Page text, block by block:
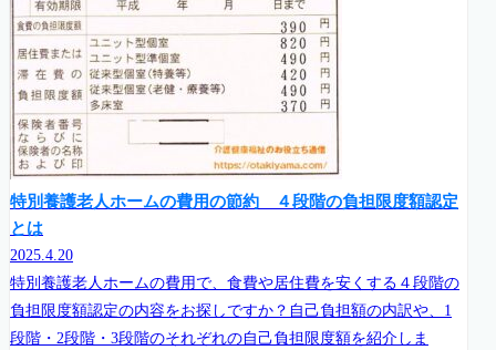
特別養護老人ホームの費用の節約 ４段階の負担限度額認定
とは
2025.4.20
特別養護老人ホームの費用で、食費や居住費を安くする４段階の
負担限度額認定の内容をお探しですか？自己負担額の内訳や、1
段階・2段階・3段階のそれぞれの自己負担限度額を紹介しま